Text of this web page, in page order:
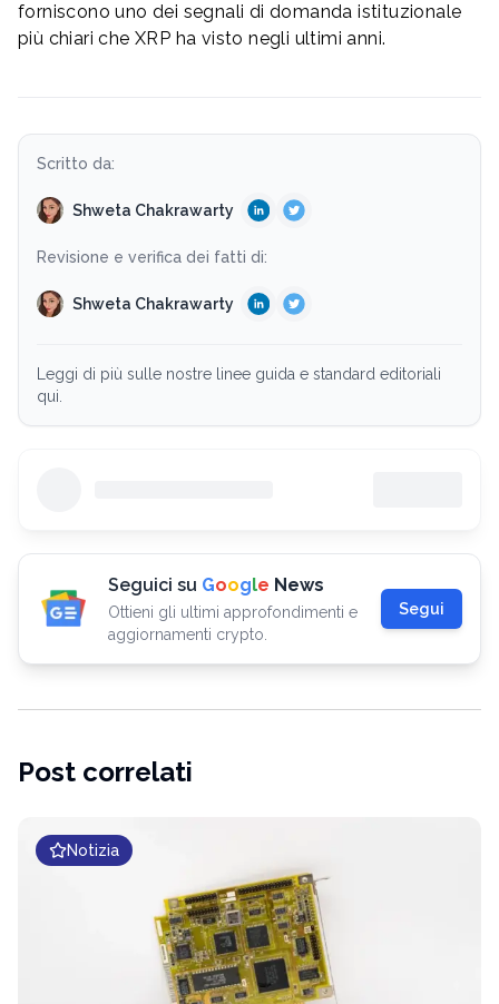
forniscono uno dei segnali di domanda istituzionale
più chiari che XRP ha visto negli ultimi anni.
Scritto da:
Shweta Chakrawarty
Revisione e verifica dei fatti di:
Shweta Chakrawarty
Leggi di più sulle nostre linee guida e standard editoriali
qui.
Seguici su Google News
Ottieni gli ultimi approfondimenti e
aggiornamenti crypto.
Segui
Post correlati
Notizia